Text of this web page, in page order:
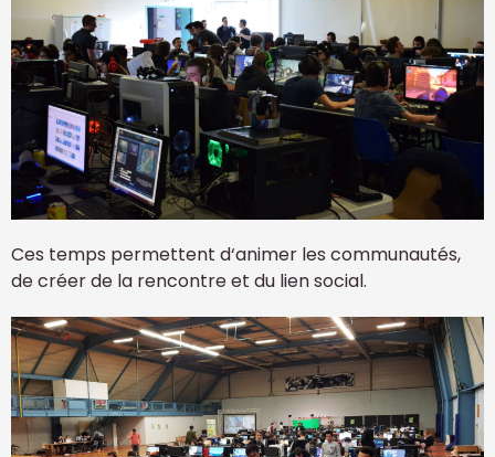
Ces temps permettent d‘animer les communautés,
de créer de la rencontre et du lien social.